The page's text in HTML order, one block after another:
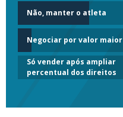
Não, manter o atleta
Negociar por valor maior
Só vender após ampliar
percentual dos direitos